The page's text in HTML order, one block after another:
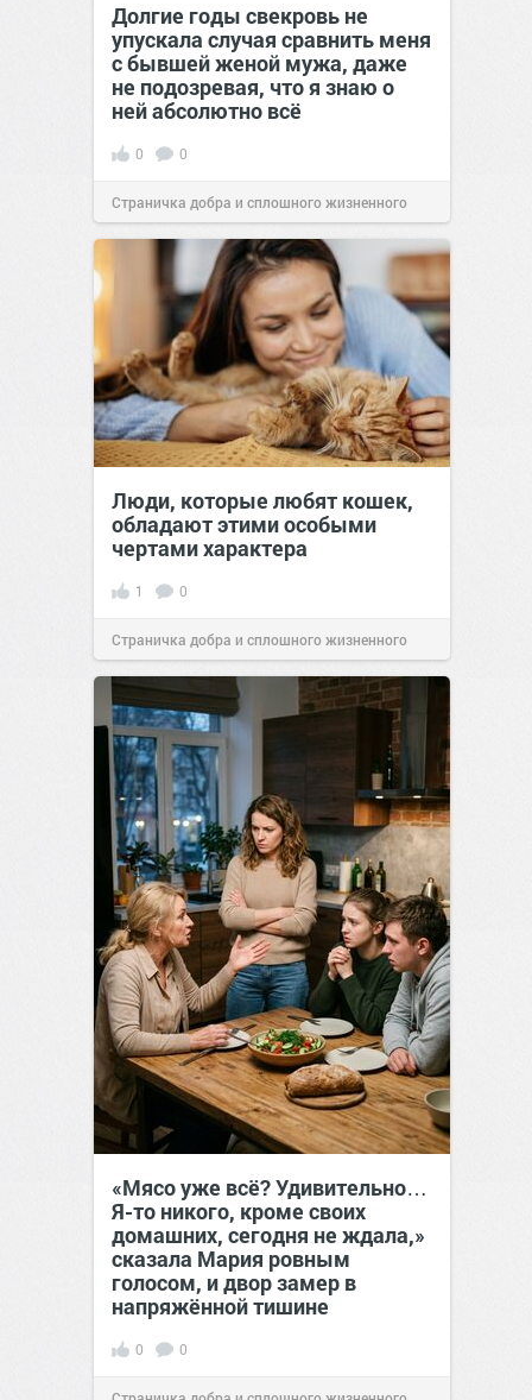
Долгие годы свекровь не
упускала случая сравнить меня
с бывшей женой мужа, даже
не подозревая, что я знаю о
ней абсолютно всё
0 0
Страничка добра и сплошного жизненного
позитива!00:2907 авг 2026
Люди, которые любят кошек,
обладают этими особыми
чертами характера
1 0
Страничка добра и сплошного жизненного
позитива!10:3807 авг 2026
«Мясо уже всё? Удивительно…
Я-то никого, кроме своих
домашних, сегодня не ждала,»
сказала Мария ровным
голосом, и двор замер в
напряжённой тишине
0 0